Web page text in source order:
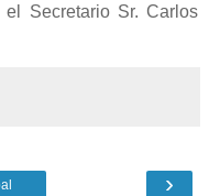
Secretario Sr. Carlos
›